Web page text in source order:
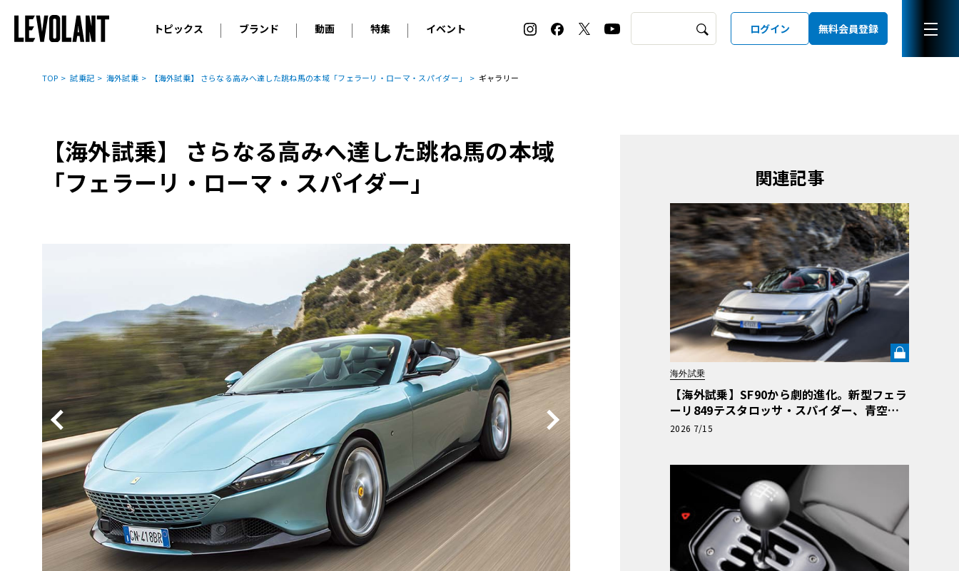
トピックス
ニュース
コラム
ブランド
輸入車 アウディ BMW
アルピナ
プジョー
ルノー
アバルト
アルファ・ロメオ
フェラーリ
フィアット
ランボルギーニ
マセラティ
モーガン
ロールス・ロイス
ボルボ
キャデラック
シボレー
ジープ
テスラ
ヒョンデ
BYD
その他
国産車 レクサス トヨタ
日産
ホンダ
マツダ
三菱
スズキ
光岡
動画
オリジナル動画
特集
2026 サマータイヤ＆ホイール バイヤーズガイド
ホイールカタログ
タイヤ特集
イベント
ル・ボラン カーズ・ミート2026横浜
EV:LIFE KOBE 2025
ル・ボラン カーズ・ミート2025横浜
ログイン 無料会員登録
TOP 試乗記 海外試乗 【海外試乗】 さらなる高みへ達した跳ね馬の本域「フェラーリ・ローマ・スパイダー」 ギャラリー
【海外試乗】 さらなる高みへ達した跳ね馬の本域
「フェラーリ・ローマ・スパイダー」
関連記事
海外試乗
【海外試乗】SF90から劇的進化。新型フェラ
ーリ849テスタロッサ・スパイダー、青空の
下で1050psが放つ驚きの動的クオリティ《L
2026 7/15